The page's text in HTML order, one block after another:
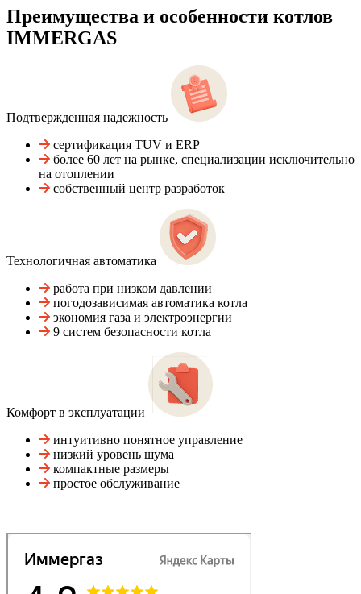
Преимущества и особенности котлов
IMMERGAS
Подтвержденная надежность
сертификация TUV и ERP
более 60 лет на рынке, специализации исключительно
на отоплении
собственный центр разработок
Технологичная автоматика
работа при низком давлении
погодозависимая автоматика котла
экономия газа и электроэнергии
9 систем безопасности котла
Комфорт в эксплуатации
интуитивно понятное управление
низкий уровень шума
компактные размеры
простое обслуживание